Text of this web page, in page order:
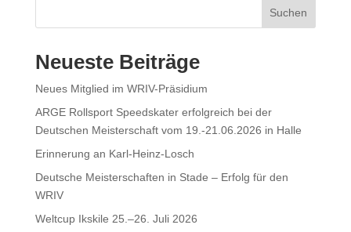
Suchen
Neueste Beiträge
Neues Mitglied im WRIV-Präsidium
ARGE Rollsport Speedskater erfolgreich bei der
Deutschen Meisterschaft vom 19.-21.06.2026 in Halle
Erinnerung an Karl-Heinz-Losch
Deutsche Meisterschaften in Stade – Erfolg für den
WRIV
Weltcup Ikskile 25.–26. Juli 2026